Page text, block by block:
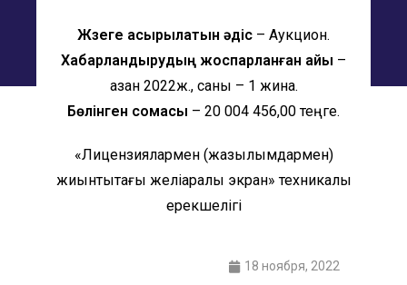
Жүзеге асырылатын әдіс – Аукцион.
Хабарландырудың жоспарланған айы –
қазан 2022ж., саны – 1 жинақ.
Бөлінген сомасы – 20 004 456,00 теңге.
«Лицензиялармен (жазылымдармен)
жиынтықтағы желіаралық экран» техникалық
ерекшелігі
18 ноября, 2022